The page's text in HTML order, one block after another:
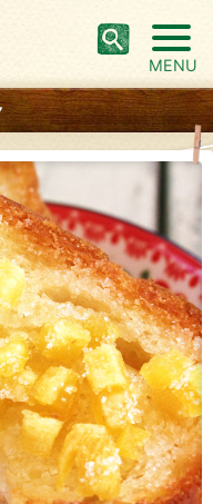
MENU